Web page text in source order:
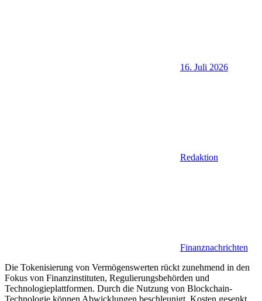
16. Juli 2026
Redaktion
Finanznachrichten
Die Tokenisierung von Vermögenswerten rückt zunehmend in den
Fokus von Finanzinstituten, Regulierungsbehörden und
Technologieplattformen. Durch die Nutzung von Blockchain-
Technologie können Abwicklungen beschleunigt, Kosten gesenkt